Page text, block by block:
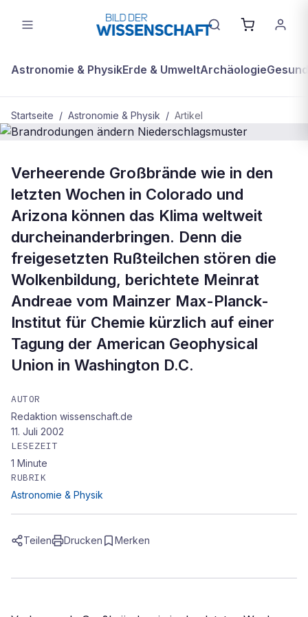
Astronomie & PhysikErde & UmweltArchäologie
Startseite / Astronomie & Physik / Artikel
Brandrodungen ändern
Niederschlagsmuster
Verheerende Großbrände wie in den
letzten Wochen in Colorado und
Arizona können das Klima weltweit
durcheinanderbringen. Denn die
freigesetzten Rußteilchen stören die
Wolkenbildung, berichtete Meinrat
Andreae vom Mainzer Max-Planck-
Institut für Chemie kürzlich auf einer
Tagung der American Geophysical
Union in Washington D.C.
AUTOR
Redaktion wissenschaft.de
11. Juli 2002
LESEZEIT
1 Minute
RUBRIK
Astronomie & Physik
Teilen Drucken Merken